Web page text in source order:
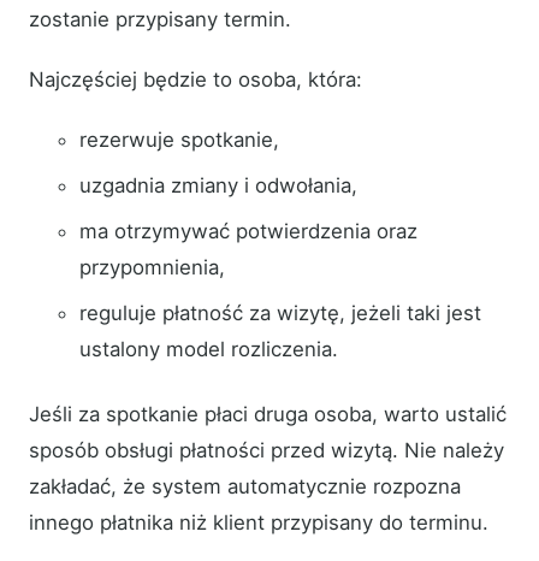
zostanie przypisany termin.
Najczęściej będzie to osoba, która:
rezerwuje spotkanie,
uzgadnia zmiany i odwołania,
ma otrzymywać potwierdzenia oraz
przypomnienia,
reguluje płatność za wizytę, jeżeli taki jest
ustalony model rozliczenia.
Jeśli za spotkanie płaci druga osoba, warto ustalić
sposób obsługi płatności przed wizytą. Nie należy
zakładać, że system automatycznie rozpozna
innego płatnika niż klient przypisany do terminu.